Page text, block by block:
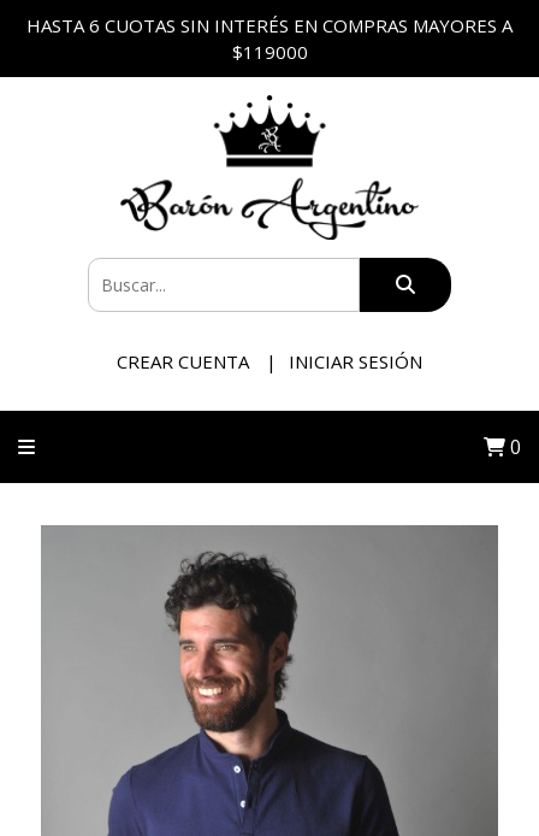
HASTA 6 CUOTAS SIN INTERÉS EN COMPRAS MAYORES A
$119000
CREAR CUENTA INICIAR SESIÓN
0